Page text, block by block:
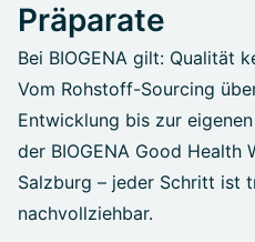
Präparate
Bei BIOGENA gilt: Qualität
Vom Rohstoff-Sourcing
Entwicklung bis zur
der BIOGENA Good Health
Salzburg – jeder Schritt ist
nachvollziehbar.